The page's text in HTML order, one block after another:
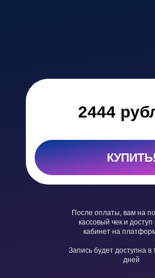
2444
После оплаты, вам на
кассовый чек и
кабинет на
Запись будет доступна в
дней